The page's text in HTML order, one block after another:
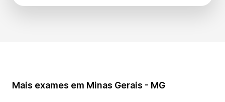
Mais exames em Minas Gerais - MG